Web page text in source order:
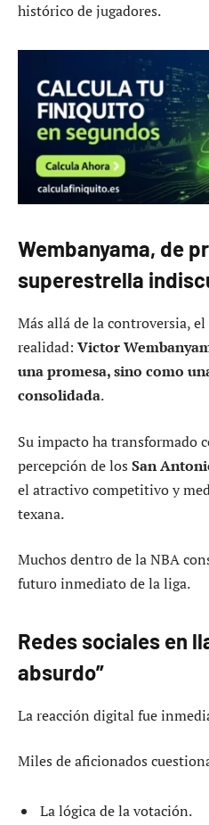
histórico de jugadores.
Wembanyama, de
superestrella
Más allá de la controversia,
realidad: Victor
una promesa, sino como
consolidada.
Su impacto ha transformado
percepción de los San
el atractivo competitivo y
texana.
Muchos dentro de la NBA
futuro inmediato de la liga.
Redes sociales en
absurdo”
La reacción digital fue
Miles de aficionados
La lógica de la votación.